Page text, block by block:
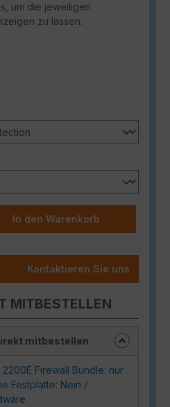
um die jeweiligen
zu lassen.
Gib den
In den Warenkorb
Kontaktieren Sie uns
MITBESTELLEN
mitbestellen
2200E Firewall Bundle: nur
Festplatte: Nein /